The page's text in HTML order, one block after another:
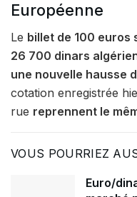
Européenne
Le billet de 100 euros
26 700 dinars
une nouvelle hausse
cotation enregistrée
rue reprennent le
VOUS POURRIEZ
Euro/